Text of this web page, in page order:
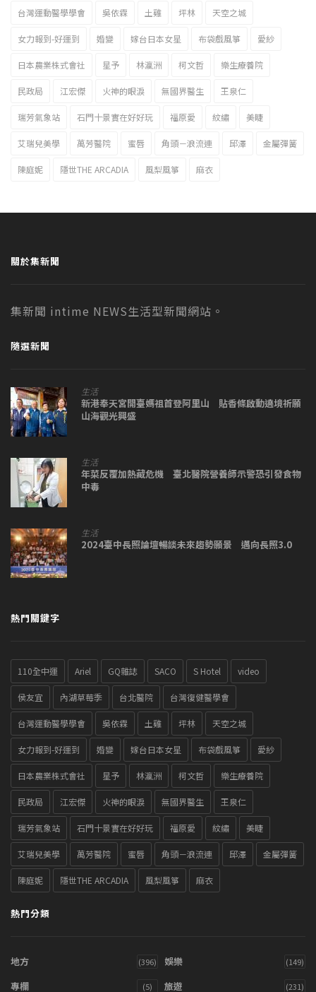
台灣運動醫學學會 吳依霖 土雞 坪林 天空之城
女力報到-好運到 婚變 嫁台日本女星 布袋戲風箏 愛紗
日本農業株式會社 星予 林瀛洲 柯文哲 樂生療養院
民政局 江宏傑 火神的眼淚 無國界醫生 王泉仁
瑞芳氣象站 石門十景實在好好玩 福原愛 紋繡 美睫
艾瑞兒美學 萬芳醫院 蜜唇 角頭－浪流連 邱澤 金屬彈簧
陳庭妮 隱世THE ARCADIA 風梨風箏 麻衣
關於集新聞
集新聞 intime NEWS生活型新聞網站。
隨選新聞
生活
新港奉天宮開臺媽祖首登阿里山 貼香條啟動遶境祈願
山海觀光興盛
生活
年菜反覆加熱藏危機 臺北醫院營養師示警恐引發食物
中毒
生活
2024臺中長照論壇暢談未來趨勢願景 邁向長照3.0
熱門關鍵字
110全中運 Ariel GQ雜誌 SACO S Hotel video
侯友宜 內湖草莓季 台北醫院 台灣復健醫學會
台灣運動醫學學會 吳依霖 土雞 坪林 天空之城
女力報到-好運到 婚變 嫁台日本女星 布袋戲風箏 愛紗
日本農業株式會社 星予 林瀛洲 柯文哲 樂生療養院
民政局 江宏傑 火神的眼淚 無國界醫生 王泉仁
瑞芳氣象站 石門十景實在好好玩 福原愛 紋繡 美睫
艾瑞兒美學 萬芳醫院 蜜唇 角頭－浪流連 邱澤 金屬彈簧
陳庭妮 隱世THE ARCADIA 風梨風箏 麻衣
熱門分類
地方 (396) 娛樂 (149)
專欄 (5) 旅遊 (231)